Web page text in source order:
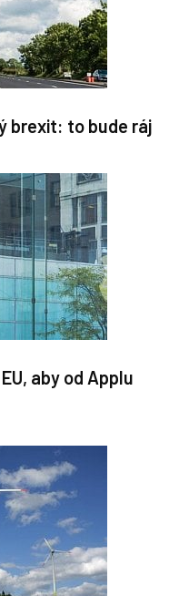
brexit: to bude ráj
aby od Applu